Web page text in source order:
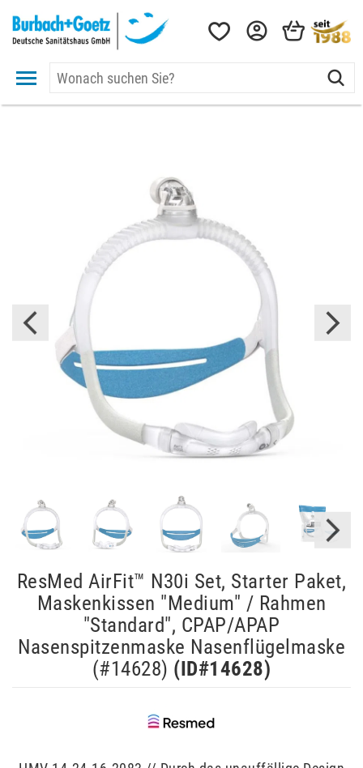
ResMed AirFit™ N30i Set, Starter Paket,
Maskenkissen "Medium" / Rahmen
"Standard", CPAP/APAP
Nasenspitzenmaske Nasenflügelmaske
(#14628) (ID#14628)